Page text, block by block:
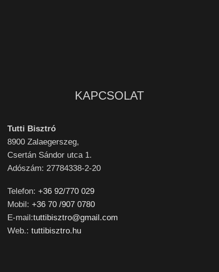
KAPCSOLAT
Tutti Bisztró
8900 Zalaegerszeg,
Csertán Sándor utca 1.
Adószám: 27784338-2-20
Telefon: +36 92/770 029
Mobil: +36 70 /907 0780
E-mail:tuttibisztro@gmail.com
Web.: tuttibisztro.hu